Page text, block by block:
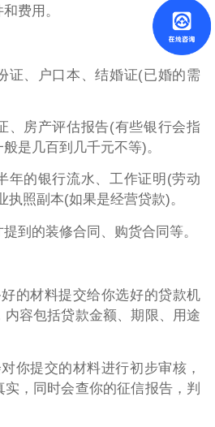
费用。
、户口本、结婚证(已婚的需
房产评估报告(有些银行会指
是几百到几千元不等)。
的银行流水、工作证明(劳动
照副本(如果是经营贷款)。
到的装修合同、购货合同等。
的材料提交给你选好的贷款机
容包括贷款金额、期限、用途
你提交的材料进行初步审核，
，同时会查你的征信报告，判